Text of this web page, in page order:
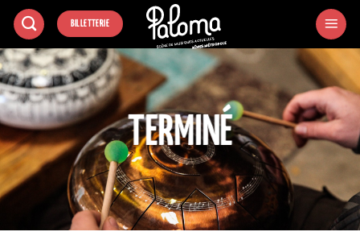
Passer
contenu
BILLETTERIE
TERMINÉ